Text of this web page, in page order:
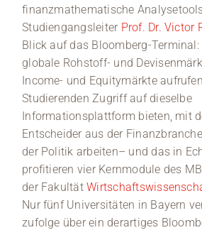
finanzmathematische
Studiengangsleiter Prof. Dr. Victor
Blick auf das Bloomberg-Terminal:
globale Rohstoff- und
Income- und Equitymärkte
Studierenden Zugriff auf dieselbe
Informationsplattform bieten, mit
Entscheider aus der
der Politik arbeiten– und das in
profitieren vier Kernmodule des
der Fakultät
Nur fünf Universitäten in Bayern
zufolge über ein derartiges